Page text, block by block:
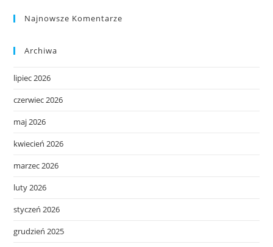
Najnowsze Komentarze
Archiwa
lipiec 2026
czerwiec 2026
maj 2026
kwiecień 2026
marzec 2026
luty 2026
styczeń 2026
grudzień 2025